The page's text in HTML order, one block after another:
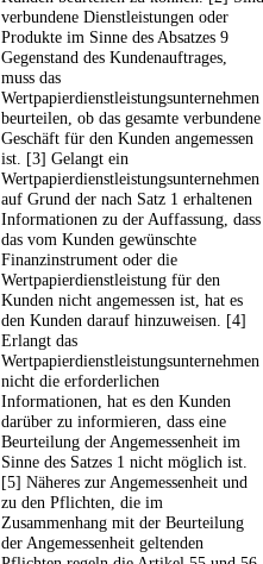
verbundene Dienstleistungen oder
Produkte im Sinne des Absatzes 9
Gegenstand des Kundenauftrages,
muss das
Wertpapierdienstleistungsunternehmen
beurteilen, ob das gesamte verbundene
Geschäft für den Kunden angemessen
ist. [3] Gelangt ein
Wertpapierdienstleistungsunternehmen
auf Grund der nach Satz 1 erhaltenen
Informationen zu der Auffassung, dass
das vom Kunden gewünschte
Finanzinstrument oder die
Wertpapierdienstleistung für den
Kunden nicht angemessen ist, hat es
den Kunden darauf hinzuweisen. [4]
Erlangt das
Wertpapierdienstleistungsunternehmen
nicht die erforderlichen
Informationen, hat es den Kunden
darüber zu informieren, dass eine
Beurteilung der Angemessenheit im
Sinne des Satzes 1 nicht möglich ist.
[5] Näheres zur Angemessenheit und
zu den Pflichten, die im
Zusammenhang mit der Beurteilung
der Angemessenheit geltenden